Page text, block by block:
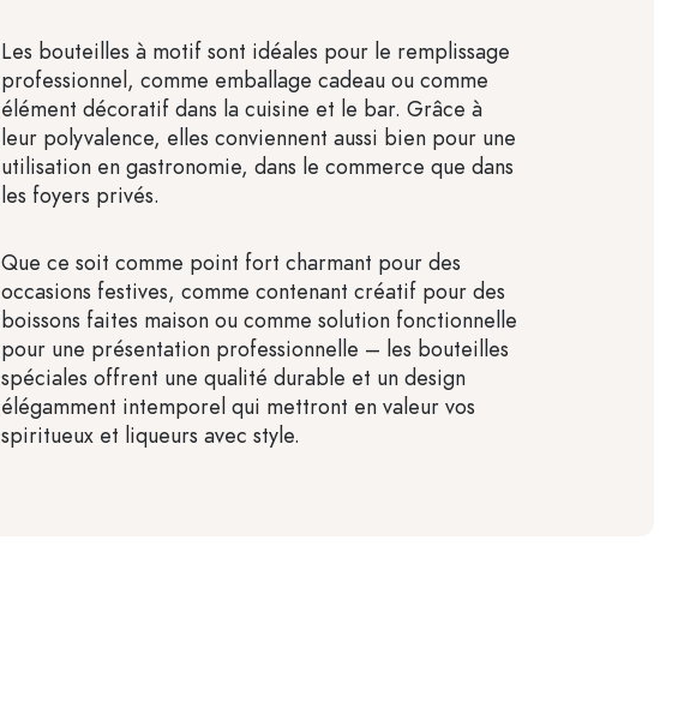
Les bouteilles à motif sont idéales pour le remplissage
professionnel, comme emballage cadeau ou comme
élément décoratif dans la cuisine et le bar. Grâce à
leur polyvalence, elles conviennent aussi bien pour une
utilisation en gastronomie, dans le commerce que dans
les foyers privés.
Que ce soit comme point fort charmant pour des
occasions festives, comme contenant créatif pour des
boissons faites maison ou comme solution fonctionnelle
pour une présentation professionnelle – les bouteilles
spéciales offrent une qualité durable et un design
élégamment intemporel qui mettront en valeur vos
spiritueux et liqueurs avec style.